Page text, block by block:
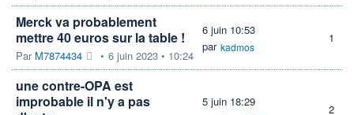
Merck va probablement
mettre 40 euros sur la table !
Par M7874434 • 6 juin 2023 • 10:24
6 juin 10:53
par kadmos
1
une contre-OPA est
improbable il n'y a pas
5 juin 18:29
2